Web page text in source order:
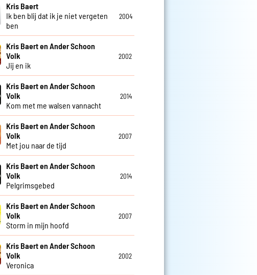
Kris Baert
Ik ben blij dat ik je niet vergeten
ben
2004
Kris Baert en Ander Schoon
Volk
Jij en ik
2002
Kris Baert en Ander Schoon
Volk
Kom met me walsen vannacht
2014
Kris Baert en Ander Schoon
Volk
Met jou naar de tijd
2007
Kris Baert en Ander Schoon
Volk
Pelgrimsgebed
2014
Kris Baert en Ander Schoon
Volk
Storm in mijn hoofd
2007
Kris Baert en Ander Schoon
Volk
Veronica
2002